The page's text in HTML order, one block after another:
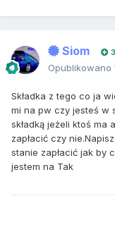
Siom
Opublikowano
Składka z tego co ja
mi na pw czy jesteś w
składką jeżeli ktoś ma
zapłacić czy
stanie zapłacić jak by
jestem na Tak